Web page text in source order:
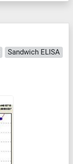
Sandwich ELISA